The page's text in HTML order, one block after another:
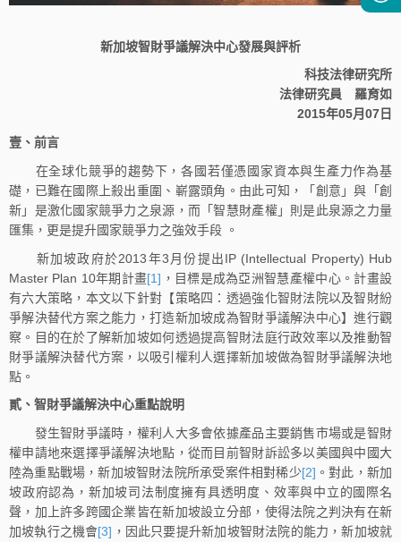
新加坡智財爭議解決中心發展與評析
科技法律研究所
法律研究員 羅育如
2015年05月07日
壹、前言
在全球化競爭的趨勢下，各國若僅憑國家資本與生產力作為基
礎，已難在國際上殺出重圍、嶄露頭角。由此可知，「創意」與「創
新」是激化國家競爭力之泉源，而「智慧財產權」則是此泉源之力量
匯集，更是提升國家競爭力之強效手段 。
新加坡政府於2013年3月份提出IP (Intellectual Property) Hub
Master Plan 10年期計畫[1] ，目標是成為亞洲智慧產權中心。計畫設
有六大策略，本文以下針對【策略四：透過強化智財法院以及智財紛
爭解決替代方案之能力，打造新加坡成為智財爭議解決中心】進行觀
察。目的在於了解新加坡如何透過提高智財法庭行政效率以及推動智
財爭議解決替代方案，以吸引權利人選擇新加坡做為智財爭議解決地
點。
貳、智財爭議解決中心重點說明
發生智財爭議時，權利人大多會依據產品主要銷售市場或是智財
權申請地來選擇爭議解決地點，從而目前智財訴訟多以美國與中國大
陸為重點戰場，新加坡智財法院所承受案件相對稀少[2] 。對此，新加
坡政府認為，新加坡司法制度擁有具透明度、效率與中立的國際名
聲，加上許多跨國企業皆在新加坡設立分部，使得法院之判決有在新
加坡執行之機會[3] ，因此只要提升新加坡智財法院的能力，新加坡就